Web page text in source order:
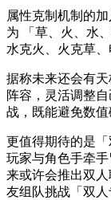
属性克制机制的
为 「草、火、水
水克火、火克草
据称未来还会有
阵容，灵活调整
战，既能避免数值
更值得期待的是
玩家与角色手牵
来或许会推出双
友组队挑战「双